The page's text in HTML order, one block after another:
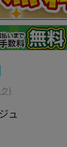
)
ュ